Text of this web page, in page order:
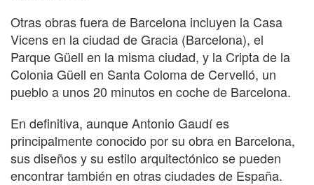
Otras obras fuera de Barcelona incluyen la Casa
Vicens en la ciudad de Gracia (Barcelona), el
Parque Güell en la misma ciudad, y la Cripta de la
Colonia Güell en Santa Coloma de Cervelló, un
pueblo a unos 20 minutos en coche de Barcelona.
En definitiva, aunque Antonio Gaudí es
principalmente conocido por su obra en Barcelona,
sus diseños y su estilo arquitectónico se pueden
encontrar también en otras ciudades de España.